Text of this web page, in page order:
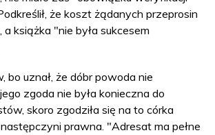
że koszt żądanych przeprosin
a książka "nie była sukcesem
bo uznał, że dóbr powoda nie
zgoda nie była konieczna do
skoro zgodziła się na to córka
prawna. "Adresat ma pełne